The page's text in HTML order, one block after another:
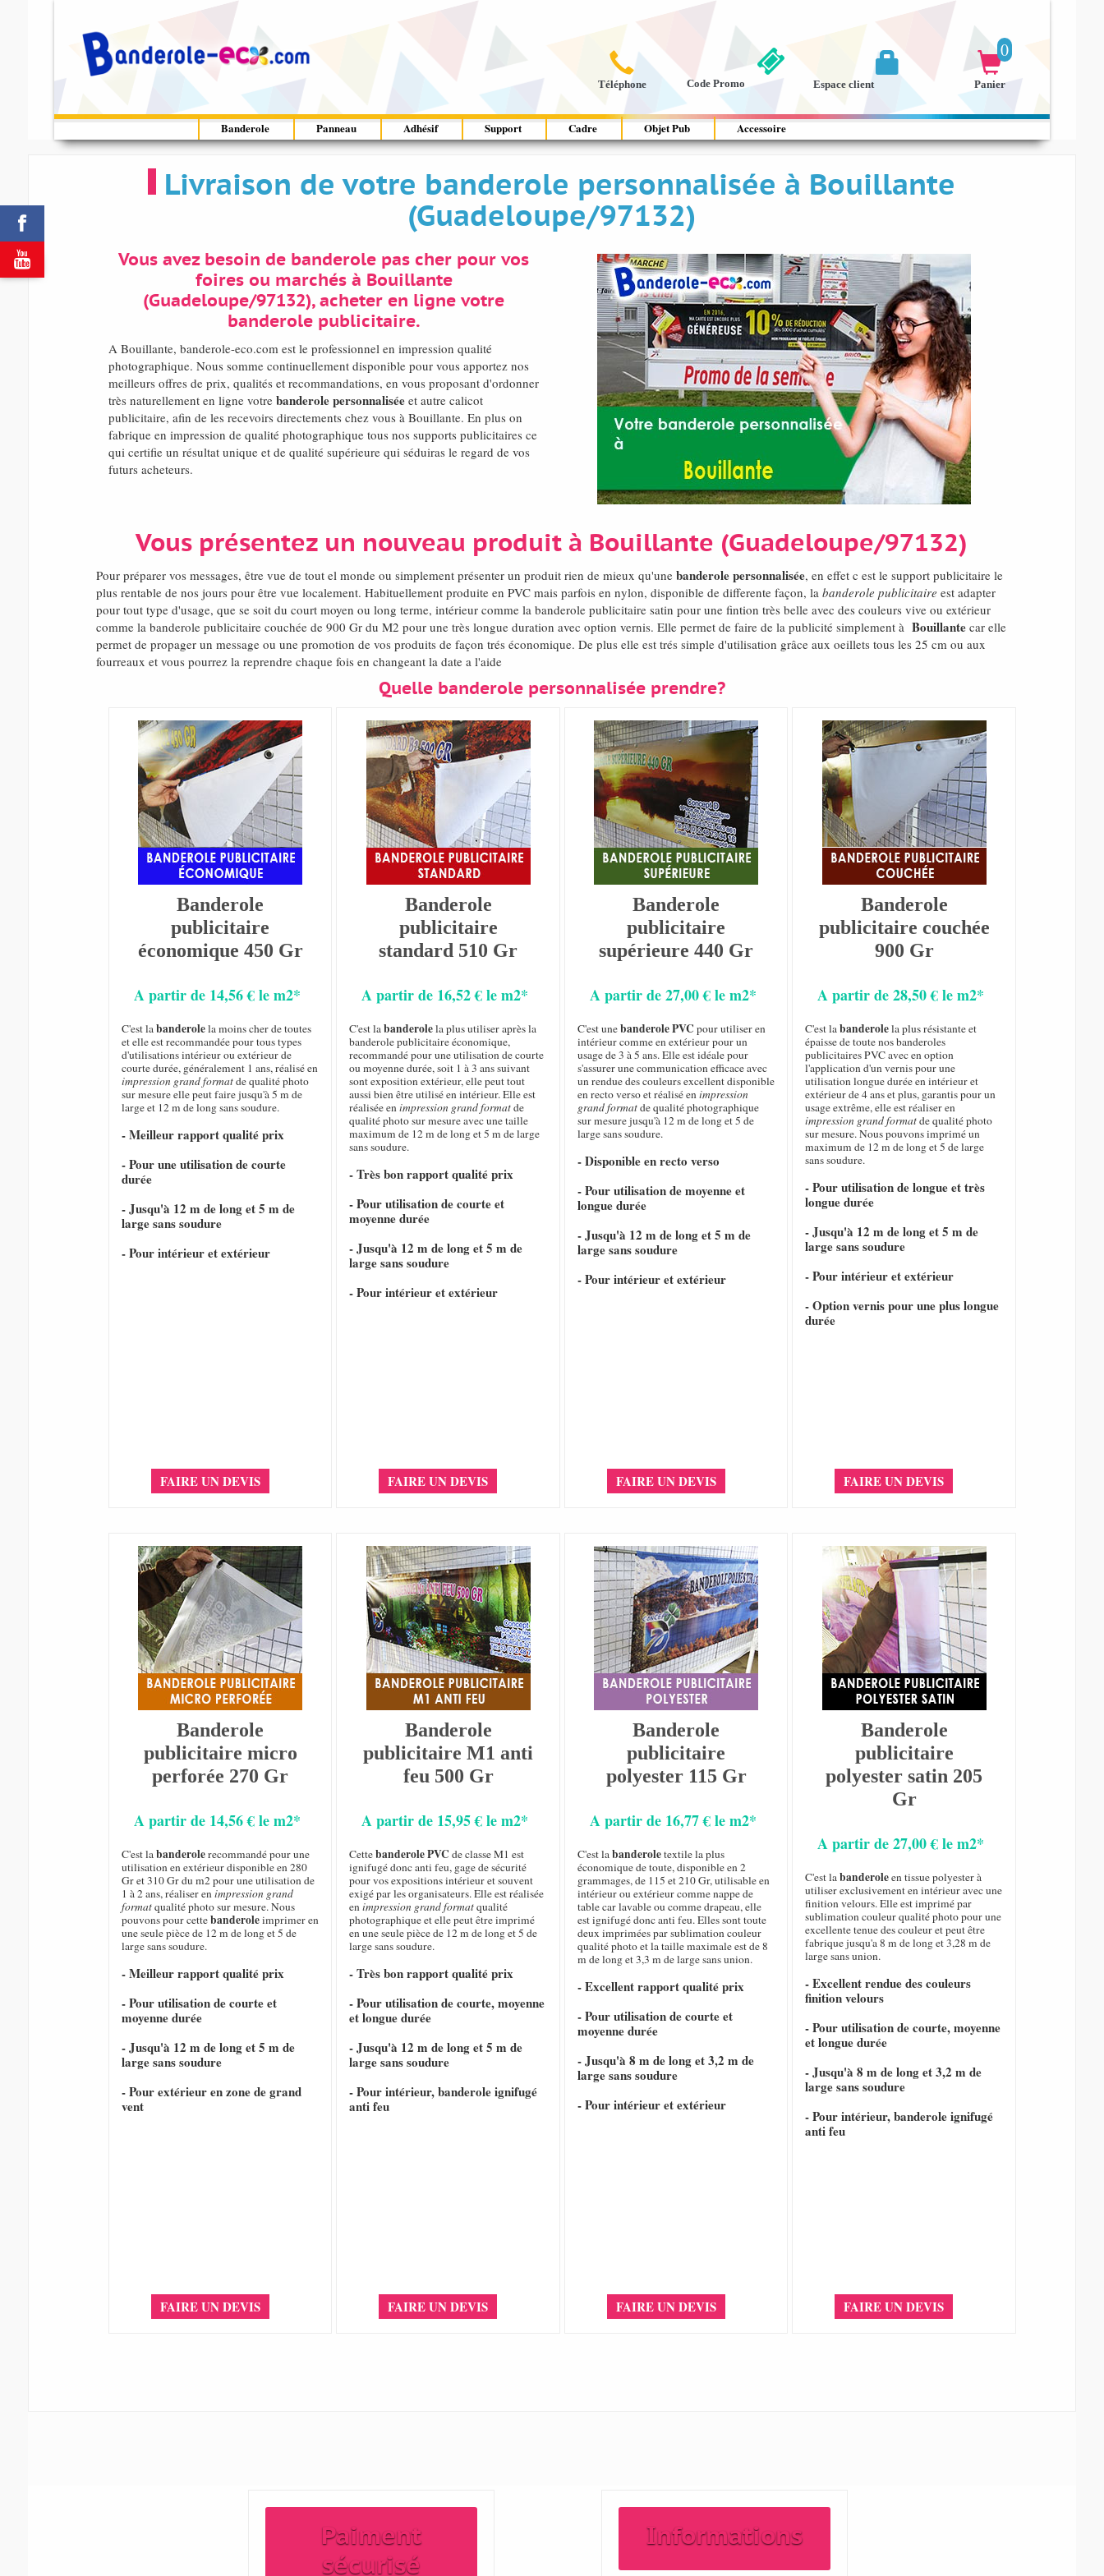



Téléphone
0

Panier

Espace client
Code Promo
Banderole Panneau Adhésif Support Cadre Objet Pub Accessoire
Livraison de votre banderole personnalisée à Bouillante
(Guadeloupe/97132)
Vous avez besoin de banderole pas cher pour vos
foires ou marchés à Bouillante
(Guadeloupe/97132), acheter en ligne votre
banderole publicitaire.
A Bouillante, banderole-eco.com est le professionnel en impression qualité
photographique. Nous somme continuellement disponible pour vous apportez nos
meilleurs offres de prix, qualités et recommandations, en vous proposant d'ordonner
très naturellement en ligne votre banderole personnaliséeet autre calicot
publicitaire, afin de les recevoirs directements chez vous à Bouillante. En plus on
fabrique en impression de qualité photographique tous nos supports publicitaires ce
qui certifie un résultat unique et de qualité supérieure qui séduiras le regard de vos
futurs acheteurs.
Vous présentez un nouveau produit à Bouillante (Guadeloupe/97132)
Pour préparer vos messages, être vue de tout el monde ou simplement présenter un produit rien de mieux qu'une banderole personnalisée, en effet c est le support publicitaire le
plus rentable de nos jours pour être vue localement. Habituellement produite en PVC mais parfois en nylon, disponible de differente façon, la banderole publicitaire est adapter
pour tout type d'usage, que se soit du court moyen ou long terme, intérieur comme la banderole publicitaire satin pour une fintion très belle avec des couleurs vive ou extérieur
comme la banderole publicitaire couchée de 900 Gr du M2 pour une très longue duration avec option vernis. Elle permet de faire de la publicité simplement à Bouillantecar elle
permet de propager un message ou une promotion de vos produits de façon trés économique. De plus elle est trés simple d'utilisation grâce aux oeillets tous les 25 cm ou aux
fourreaux et vous pourrez la reprendre chaque fois en changeant la date a l'aide
Quelle banderole personnalisée prendre?
Banderole
publicitaire
économique 450 Gr
A partir de 14,56 € le m2*
C'est labanderolela moins cher de toutes
et elle est recommandée pour tous types
d'utilisations intérieur ou extérieur de
courte durée, généralement 1 ans, réalisé en
impression grand formatde qualité photo
sur mesure elle peut faire jusqu'à 5 m de
large et 12 m de long sans soudure.
- Meilleur rapport qualité prix
- Pour une utilisation de courte
durée
- Jusqu'à 12 m de long et 5 m de
large sans soudure
- Pour intérieur et extérieur
FAIRE UN DEVIS
Banderole
publicitaire
standard 510 Gr
A partir de 16,52 € le m2*
C'est labanderolela plus utiliser après la
banderole publicitaire économique,
recommandé pour une utilisation de courte
ou moyenne durée, soit 1 à 3 ans suivant
sont exposition extérieur, elle peut tout
aussi bien être utilisé en intérieur. Elle est
réalisée enimpression grand formatde
qualité photo sur mesure avec une taille
maximum de 12 m de long et 5 m de large
sans soudure.
- Très bon rapport qualité prix
- Pour utilisation de courte et
moyenne durée
- Jusqu'à 12 m de long et 5 m de
large sans soudure
- Pour intérieur et extérieur
FAIRE UN DEVIS
Banderole
publicitaire
supérieure 440 Gr
A partir de 27,00 € le m2*
C'est unebanderole PVC pour utiliser en
intérieur comme en extérieur pour un
usage de 3 à 5 ans. Elle est idéale pour
s'assurer une communication efficace avec
un rendue des couleurs excellent disponible
en recto verso et réalisé enimpression
grand formatde qualité photographique
sur mesure jusqu'à 12 m de long et 5 de
large sans soudure.
- Disponible en recto verso
- Pour utilisation de moyenne et
longue durée
- Jusqu'à 12 m de long et 5 m de
large sans soudure
- Pour intérieur et extérieur
FAIRE UN DEVIS
Banderole
publicitaire couchée
900 Gr
A partir de 28,50 € le m2*
C'est labanderolela plus résistante et
épaisse de toute nos banderoles
publicitaires PVC avec en option
l'application d'un vernis pour une
utilisation longue durée en intérieur et
extérieur de 4 ans et plus, garantis pour un
usage extrême, elle est réaliser en
impression grand formatde qualité photo
sur mesure. Nous pouvons imprimé un
maximum de 12 m de long et 5 de large
sans soudure.
- Pour utilisation de longue et très
longue durée
- Jusqu'à 12 m de long et 5 m de
large sans soudure
- Pour intérieur et extérieur
- Option vernis pour une plus longue
durée
FAIRE UN DEVIS
Banderole
publicitaire micro
perforée 270 Gr
A partir de 14,56 € le m2*
C'est labanderolerecommandé pour une
utilisation en extérieur disponible en 280
Gr et 310 Gr du m2 pour une utilisation de
1 à 2 ans, réaliser enimpression grand
formatqualité photo sur mesure. Nous
pouvons pour cettebanderoleimprimer en
une seule pièce de 12 m de long et 5 de
large sans soudure.
- Meilleur rapport qualité prix
- Pour utilisation de courte et
moyenne durée
- Jusqu'à 12 m de long et 5 m de
large sans soudure
- Pour extérieur en zone de grand
vent
FAIRE UN DEVIS
Banderole
publicitaire M1 anti
feu 500 Gr
A partir de 15,95 € le m2*
Cettebanderole PVC de classe M1 est
ignifugé donc anti feu, gage de sécurité
pour vos expositions intérieur et souvent
exigé par les organisateurs. Elle est réalisée
enimpression grand formatqualité
photographique et elle peut être imprimé
en une seule pièce de 12 m de long et 5 de
large sans soudure.
- Très bon rapport qualité prix
- Pour utilisation de courte, moyenne
et longue durée
- Jusqu'à 12 m de long et 5 m de
large sans soudure
- Pour intérieur, banderole ignifugé
anti feu
FAIRE UN DEVIS
Banderole
publicitaire
polyester 115 Gr
A partir de 16,77 € le m2*
C'est labanderoletextile la plus
économique de toute, disponible en 2
grammages, de 115 et 210 Gr, utilisable en
intérieur ou extérieur comme nappe de
table car lavable ou comme drapeau, elle
est ignifugé donc anti feu. Elles sont toute
deux imprimées par sublimation couleur
qualité photo et la taille maximale est de 8
m de long et 3,3 m de large sans union.
- Excellent rapport qualité prix
- Pour utilisation de courte et
moyenne durée
- Jusqu'à 8 m de long et 3,2 m de
large sans soudure
- Pour intérieur et extérieur
FAIRE UN DEVIS
Banderole
publicitaire
polyester satin 205
Gr
A partir de 27,00 € le m2*
C'est labanderoleen tissue polyester à
utiliser exclusivement en intérieur avec une
finition velours. Elle est imprimé par
sublimation couleur qualité photo pour une
excellente tenue des couleur et peut être
fabrique jusqu'a 8 m de long et 3,28 m de
large sans union.
- Excellent rendue des couleurs
finition velours
- Pour utilisation de courte, moyenne
et longue durée
- Jusqu'à 8 m de long et 3,2 m de
large sans soudure
- Pour intérieur, banderole ignifugé
anti feu
FAIRE UN DEVIS
Paiment
sécurisé
Informations